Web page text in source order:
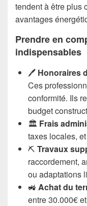
tendent à être plus
avantages
Prendre en
indispensables
🖊️ Honoraires
Ces
conformité. Ils
budget
🏛️ Frais
taxes locales,
⛏️ Travaux
raccordement,
ou adaptations
🚜 Achat du
entre 30.000€